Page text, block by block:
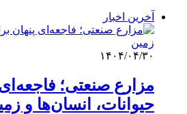
آخرین اخبار
۱۴۰۴/۰۴/۳۰
مزارع صنعتی؛
حیوانات، انسان‌ها و